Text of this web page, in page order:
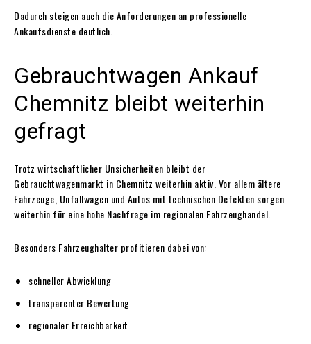
Dadurch steigen auch die Anforderungen an professionelle
Ankaufsdienste deutlich.
Gebrauchtwagen Ankauf
Chemnitz bleibt weiterhin
gefragt
Trotz wirtschaftlicher Unsicherheiten bleibt der
Gebrauchtwagenmarkt in Chemnitz weiterhin aktiv. Vor allem ältere
Fahrzeuge, Unfallwagen und Autos mit technischen Defekten sorgen
weiterhin für eine hohe Nachfrage im regionalen Fahrzeughandel.
Besonders Fahrzeughalter profitieren dabei von:
schneller Abwicklung
transparenter Bewertung
regionaler Erreichbarkeit